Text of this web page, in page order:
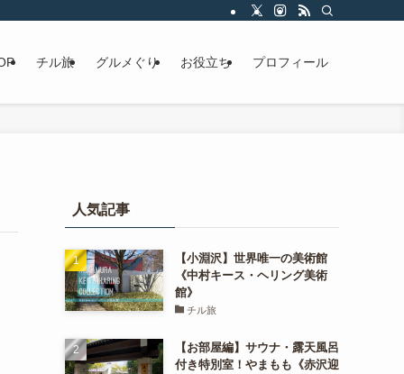
チル旅 グルメぐり お役立ち プロフィール
人気記事
【小淵沢】世界唯一の美術館
《中村キース・ヘリング美術
館》
チル旅
【お部屋編】サウナ・露天風呂
付き特別室！やまもも《赤沢迎